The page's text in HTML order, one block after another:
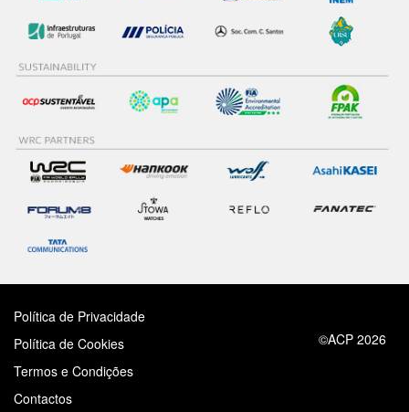
Política de Privacidade
Política de Cookies
Termos e Condições
Contactos
©ACP 2026